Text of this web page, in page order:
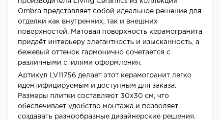
Ombra представляет собой идеальное решение для
отделки как внутренних, так и внешних
поверхностей. Матовая поверхность керамогранита
придаёт интерьеру элегантность и изысканность, а
бежевый оттенок гармонично сочетается с
различными стилями оформления.
Артикул LV11756 делает этот керамогранит легко
идентифицируемым и доступным для заказа.
Размеры плитки составляют 30x30 см, что
обеспечивает удобство монтажа и позволяет
создавать разнообразные дизайнерские решения.